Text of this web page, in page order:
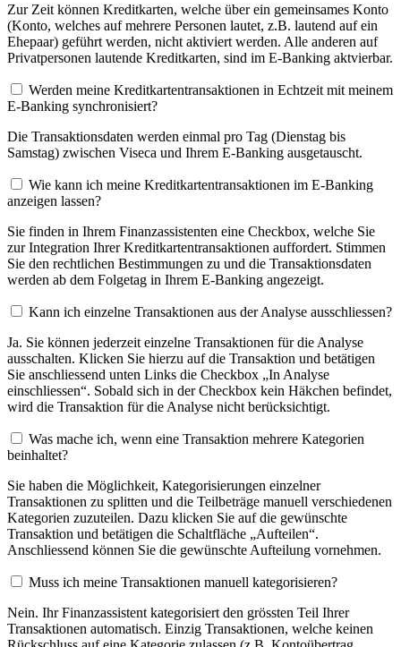
Zur Zeit können Kreditkarten, welche über ein gemeinsames Konto
(Konto, welches auf mehrere Personen lautet, z.B. lautend auf ein
Ehepaar) geführt werden, nicht aktiviert werden. Alle anderen auf
Privatpersonen lautende Kreditkarten, sind im E-Banking aktvierbar.
Werden meine Kreditkartentransaktionen in Echtzeit mit meinem
E-Banking synchronisiert?
Die Transaktionsdaten werden einmal pro Tag (Dienstag bis
Samstag) zwischen Viseca und Ihrem E-Banking ausgetauscht.
Wie kann ich meine Kreditkartentransaktionen im E-Banking
anzeigen lassen?
Sie finden in Ihrem Finanzassistenten eine Checkbox, welche Sie
zur Integration Ihrer Kreditkartentransaktionen auffordert. Stimmen
Sie den rechtlichen Bestimmungen zu und die Transaktionsdaten
werden ab dem Folgetag in Ihrem E-Banking angezeigt.
Kann ich einzelne Transaktionen aus der Analyse ausschliessen?
Ja. Sie können jederzeit einzelne Transaktionen für die Analyse
ausschalten. Klicken Sie hierzu auf die Transaktion und betätigen
Sie anschliessend unten Links die Checkbox „In Analyse
einschliessen“. Sobald sich in der Checkbox kein Häkchen befindet,
wird die Transaktion für die Analyse nicht berücksichtigt.
Was mache ich, wenn eine Transaktion mehrere Kategorien
beinhaltet?
Sie haben die Möglichkeit, Kategorisierungen einzelner
Transaktionen zu splitten und die Teilbeträge manuell verschiedenen
Kategorien zuzuteilen. Dazu klicken Sie auf die gewünschte
Transaktion und betätigen die Schaltfläche „Aufteilen“.
Anschliessend können Sie die gewünschte Aufteilung vornehmen.
Muss ich meine Transaktionen manuell kategorisieren?
Nein. Ihr Finanzassistent kategorisiert den grössten Teil Ihrer
Transaktionen automatisch. Einzig Transaktionen, welche keinen